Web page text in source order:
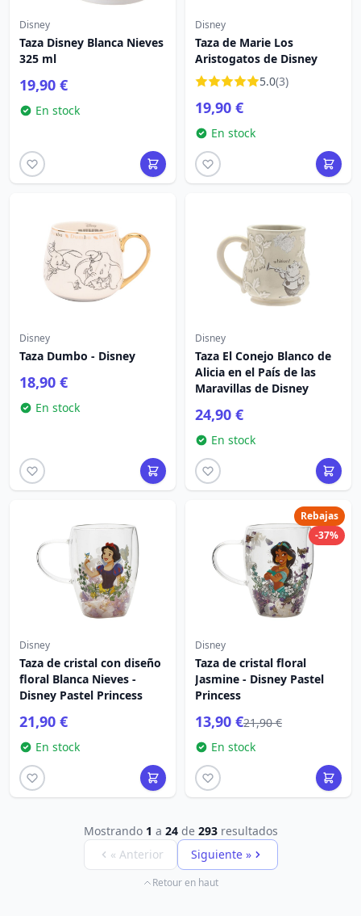
Disney
Taza Disney Blanca Nieves
325 ml
19,90 €
En stock
Disney
Taza de Marie Los
Aristogatos de Disney
5.0(3)
19,90 €
En stock
Disney
Taza Dumbo - Disney
18,90 €
En stock
Disney
Taza El Conejo Blanco de
Alicia en el País de las
Maravillas de Disney
24,90 €
En stock
Disney
Taza de cristal con diseño
floral Blanca Nieves -
Disney Pastel Princess
21,90 €
En stock
Rebajas
-37%
Disney
Taza de cristal floral
Jasmine - Disney Pastel
Princess
13,90 €21,90 €
En stock
Mostrando 1 a 24de 293resultados
« Anterior
Siguiente »
Retour en haut